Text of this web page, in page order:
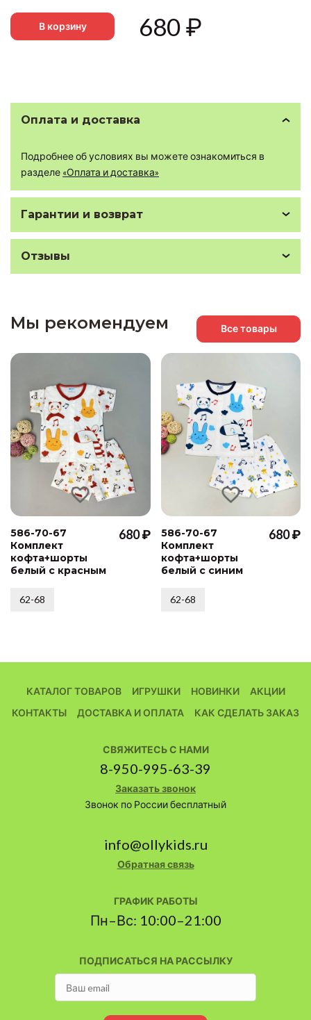
В корзину 680₽
Оплата и доставка
Подробнее об условиях вы можете ознакомиться в
разделе «Оплата и доставка»
Гарантии и возврат
Отзывы
Мы рекомендуем Все товары
586-70-67
Комплект
кофта+шорты
белый с красным
680 ₽
62-68
586-70-67
Комплект
кофта+шорты
белый с синим
680 ₽
62-68
КАТАЛОГ ТОВАРОВ ИГРУШКИ НОВИНКИ
АКЦИИ
КОНТАКТЫ
ДОСТАВКА И ОПЛАТА КАК СДЕЛАТЬ ЗАКАЗ
ПОДПИСАТЬСЯ НА РАССЫЛКУ
СВЯЖИТЕСЬ С НАМИ
8-950-995-63-39
Заказать звонок
Звонок по России бесплатный
info@ollykids.ru
Обратная связь
ГРАФИК РАБОТЫ
Пн–Вс: 10:00–21:00